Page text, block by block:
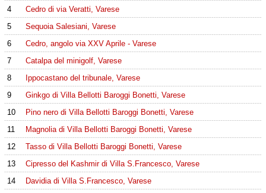
4
Cedro di via Veratti, Varese
5
Sequoia Salesiani, Varese
6
Cedro, angolo via XXV Aprile - Varese
7
Catalpa del minigolf, Varese
8
Ippocastano del tribunale, Varese
9
Ginkgo di Villa Bellotti Baroggi Bonetti, Varese
10
Pino nero di Villa Bellotti Baroggi Bonetti, Varese
11
Magnolia di Villa Bellotti Baroggi Bonetti, Varese
12
Tasso di Villa Bellotti Baroggi Bonetti, Varese
13
Cipresso del Kashmir di Villa S.Francesco, Varese
14
Davidia di Villa S.Francesco, Varese